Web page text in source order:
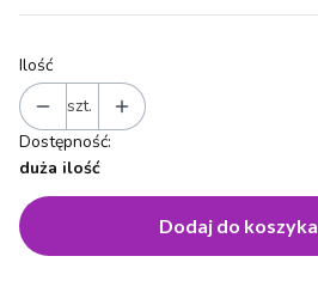
Ilość
szt.
Dostępność:
duża ilość
Dodaj do koszyka